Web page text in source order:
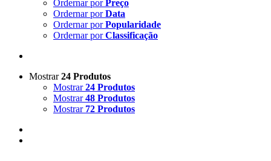
Ordernar porPreço
Ordernar porData
Ordernar porPopularidade
Ordernar porClassificação
Mostrar24 Produtos
Mostrar24 Produtos
Mostrar48 Produtos
Mostrar 72 Produtos